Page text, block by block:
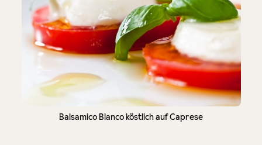
Balsamico Bianco köstlich auf Caprese